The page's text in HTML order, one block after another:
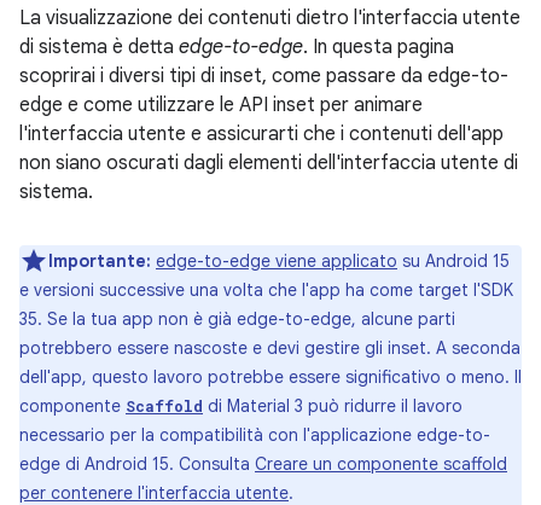
La visualizzazione dei contenuti dietro l'interfaccia utente
di sistema è detta edge-to-edge. In questa pagina
scoprirai i diversi tipi di inset, come passare da edge-to-
edge e come utilizzare le API inset per animare
l'interfaccia utente e assicurarti che i contenuti dell'app
non siano oscurati dagli elementi dell'interfaccia utente di
sistema.
Importante: edge-to-edge viene applicato su Android 15
e versioni successive una volta che l'app ha come target l'SDK
35. Se la tua app non è già edge-to-edge, alcune parti
potrebbero essere nascoste e devi gestire gli inset. A seconda
dell'app, questo lavoro potrebbe essere significativo o meno. Il
componente Scaffold di Material 3 può ridurre il lavoro
necessario per la compatibilità con l'applicazione edge-to-
edge di Android 15. Consulta Creare un componente scaffold
per contenere l'interfaccia utente.